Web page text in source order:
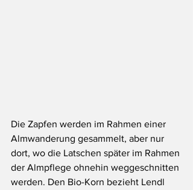
Die Zapfen werden im Rahmen einer
Almwanderung gesammelt, aber nur
dort, wo die Latschen später im Rahmen
der Almpflege ohnehin weggeschnitten
werden. Den Bio-Korn bezieht Lendl